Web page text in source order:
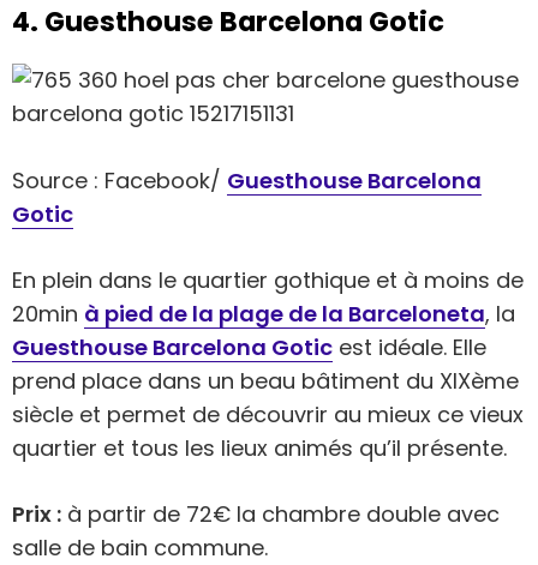
4. Guesthouse Barcelona Gotic
Source : Facebook/ Guesthouse Barcelona
Gotic
En plein dans le quartier gothique et à moins de
20min à pied de la plage de la Barceloneta, la
Guesthouse Barcelona Gotic est idéale. Elle
prend place dans un beau bâtiment du XIXème
siècle et permet de découvrir au mieux ce vieux
quartier et tous les lieux animés qu’il présente.
Prix : à partir de 72€ la chambre double avec
salle de bain commune.